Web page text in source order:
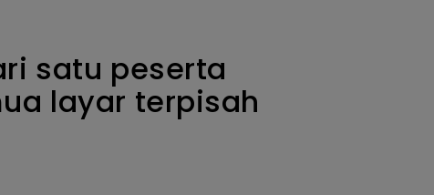
satu peserta
layar terpisah